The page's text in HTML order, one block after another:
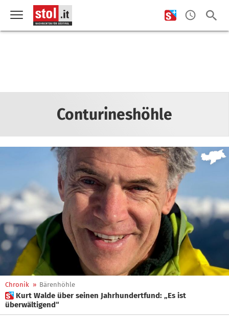
Conturineshöhle
Chronik » Bärenhöhle
 Kurt Walde über seinen Jahrhundertfund: „Es ist
überwältigend“